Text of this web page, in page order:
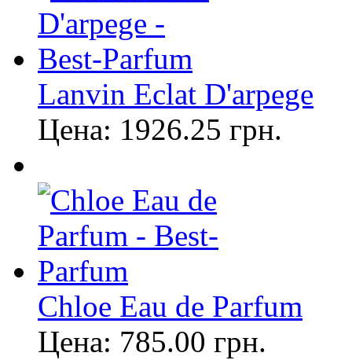
Lanvin Eclat D'arpege
Цена: 1926.25 грн.
Chloe Eau de Parfum
Цена: 785.00 грн.